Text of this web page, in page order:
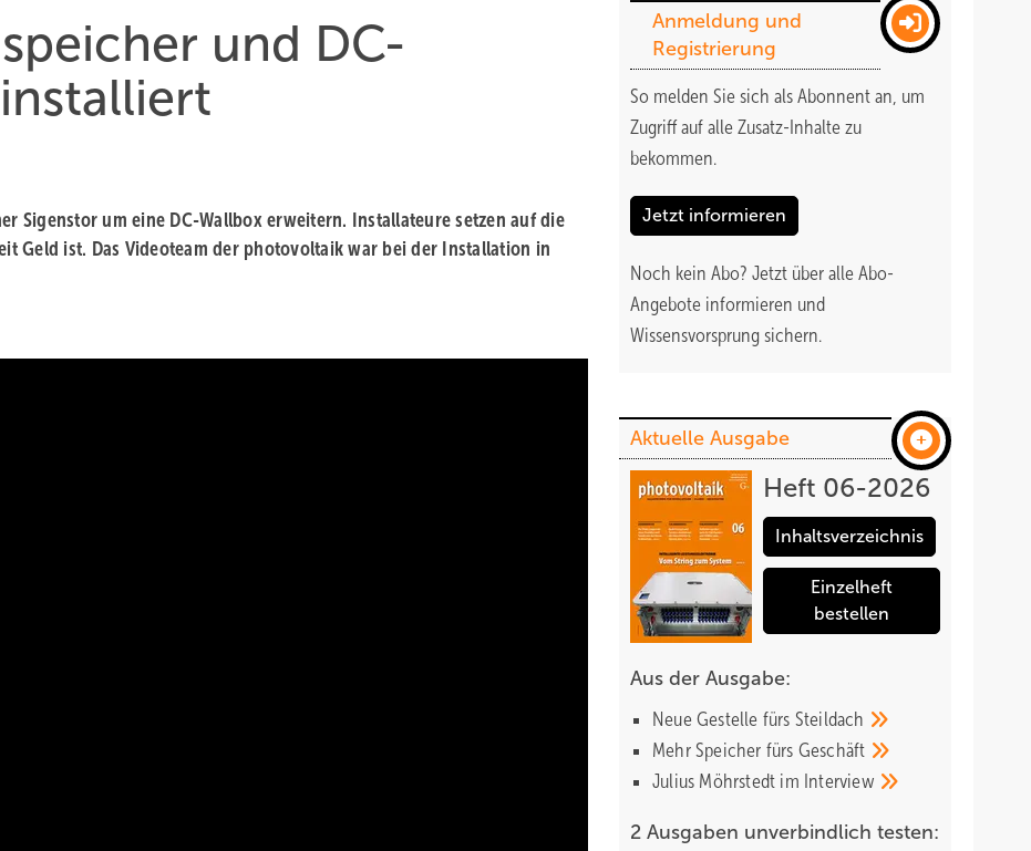
und DC-
Sigenstor um eine DC-Wallbox erweitern. Installateure setzen auf die
Geld ist. Das Videoteam der photovoltaik war bei der Installation in
Anmeldung und
Registrierung
So melden Sie sich als Abonnent an, um
Zugriff auf alle Zusatz-Inhalte zu
bekommen.
Jetzt informieren
Noch kein Abo? Jetzt über alle Abo-
Angebote informieren und
Wissensvorsprung sichern.
Aktuelle Ausgabe
Heft 06-2026
Inhaltsverzeichnis
Einzelheft
bestellen
Aus der Ausgabe:
Neue Gestelle fürs Steildach
Mehr Speicher fürs Geschäft
Julius Möhrstedt im Interview
2 Ausgaben unverbindlich testen: